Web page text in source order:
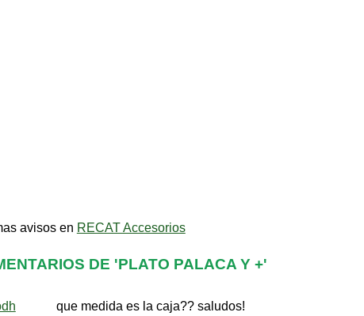
avisos en RECAT Accesorios
DE 'PLATO PALACA Y +'
que medida es la caja?? saludos!